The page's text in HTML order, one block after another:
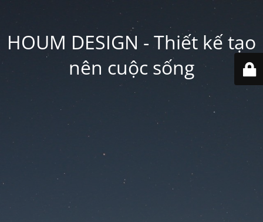
HOUM DESIGN - Thiết kế tạo
nên cuộc sống